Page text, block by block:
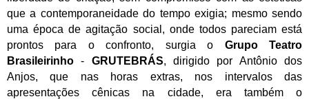
que a contemporaneidade do tempo exigia; mesmo sendo
uma época de agitação social, onde todos pareciam está
prontos para o confronto, surgia o Grupo Teatro
Brasileirinho - GRUTEBRÁS, dirigido por Antônio dos
Anjos, que nas horas extras, nos intervalos das
apresentações cênicas na cidade, era também o